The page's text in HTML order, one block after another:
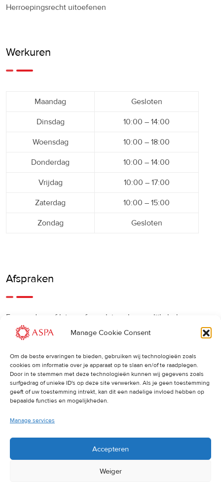
Manage Cookie Consent
Om de beste ervaringen te bieden, gebruiken wij technologieën zoals
cookies om informatie over je apparaat op te slaan en/of te raadplegen.
Door in te stemmen met deze technologieën kunnen wij gegevens zoals
surfgedrag of unieke ID's op deze site verwerken. Als je geen toestemming
geeft of uw toestemming intrekt, kan dit een nadelige invloed hebben op
bepaalde functies en mogelijkheden.
Manage services
Accepteren
Weiger
Herroepingsrecht uitoefenen
Werkuren
Maandag Gesloten
Dinsdag 10:00 – 14:00
Woensdag 10:00 – 18:00
Donderdag 10:00 – 14:00
Vrijdag 10:00 – 17:00
Zaterdag 10:00 – 15:00
Zondag Gesloten
Afspraken
Een eerdere of latere afspraak is ook mogelijk, bel ons
gerust.
Cancellations:
Indien u een afspraak wilt wijzigen of annuleren, vragen wij
u dit 24 uur van tevoren door te geven. Anders worden de